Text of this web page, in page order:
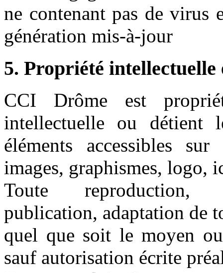
ne contenant pas de virus
génération mis-à-jour
5. Propriété intellectuelle
CCI Drôme est
intellectuelle ou détient
éléments accessibles
images, graphismes, logo,
Toute reproduction,
publication, adaptation de
quel que soit le moyen
sauf autorisation écrite